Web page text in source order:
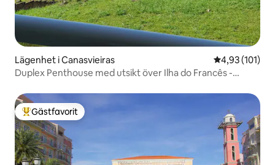
Lägenhet i Canasvieiras 4,93 av 5 i
4,93 (101)
Duplex Penthouse med utsikt över Ilha do Francês -
Populär gästfavorit
Gästfavorit